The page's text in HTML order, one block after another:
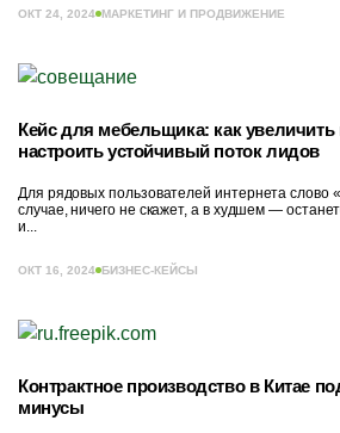
ОКТ 24, 2024 МАРКЕТИНГ И ПРОДВИЖЕНИЕ
Кейс для мебельщика: как увеличить
настроить устойчивый поток лидов
Для рядовых пользователей интернета слово
случае, ничего не скажет, а в худшем —
и...
ОКТ 16, 2024 БИЗНЕС-КЕЙСЫ
Контрактное производство в Китае
минусы